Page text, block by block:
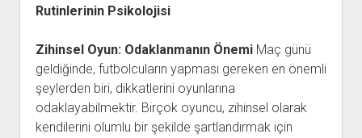
Rutinlerinin Psikolojisi
Zihinsel Oyun: Odaklanmanın ÖnemiMaç günü
geldiğinde, futbolcuların yapması gereken en önemli
şeylerden biri, dikkatlerini oyunlarına
odaklayabilmektir. Birçok oyuncu, zihinsel olarak
kendilerini olumlu bir şekilde şartlandırmak için